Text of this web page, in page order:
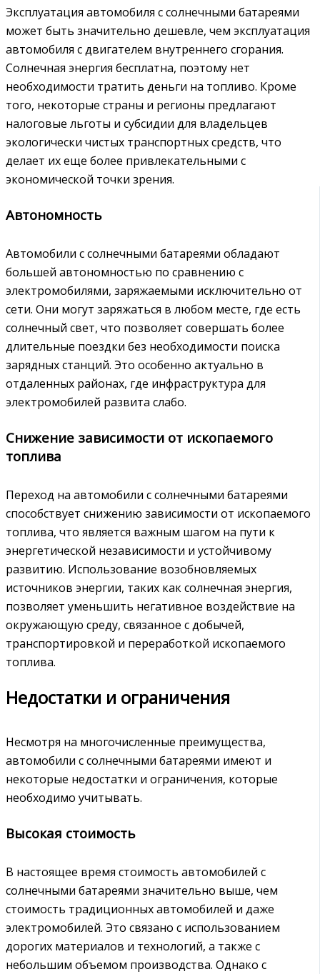
Эксплуатация автомобиля с солнечными батареями
может быть значительно дешевле, чем эксплуатация
автомобиля с двигателем внутреннего сгорания.
Солнечная энергия бесплатна, поэтому нет
необходимости тратить деньги на топливо. Кроме
того, некоторые страны и регионы предлагают
налоговые льготы и субсидии для владельцев
экологически чистых транспортных средств, что
делает их еще более привлекательными с
экономической точки зрения.
Автономность
Автомобили с солнечными батареями обладают
большей автономностью по сравнению с
электромобилями, заряжаемыми исключительно от
сети. Они могут заряжаться в любом месте, где есть
солнечный свет, что позволяет совершать более
длительные поездки без необходимости поиска
зарядных станций. Это особенно актуально в
отдаленных районах, где инфраструктура для
электромобилей развита слабо.
Снижение зависимости от ископаемого
топлива
Переход на автомобили с солнечными батареями
способствует снижению зависимости от ископаемого
топлива, что является важным шагом на пути к
энергетической независимости и устойчивому
развитию. Использование возобновляемых
источников энергии, таких как солнечная энергия,
позволяет уменьшить негативное воздействие на
окружающую среду, связанное с добычей,
транспортировкой и переработкой ископаемого
топлива.
Недостатки и ограничения
Несмотря на многочисленные преимущества,
автомобили с солнечными батареями имеют и
некоторые недостатки и ограничения, которые
необходимо учитывать.
Высокая стоимость
В настоящее время стоимость автомобилей с
солнечными батареями значительно выше, чем
стоимость традиционных автомобилей и даже
электромобилей. Это связано с использованием
дорогих материалов и технологий, а также с
небольшим объемом производства. Однако с